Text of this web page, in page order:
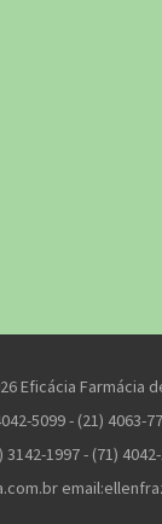
Eficácia Farmácia
5099 - (21) 4063-
1997 - (71)
email: